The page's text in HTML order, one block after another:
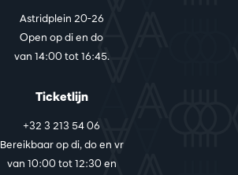
Astridplein 20-26
Open op di en do
van 14:00 tot 16:45.
Ticketlijn
+32 3 213 54 06
Bereikbaar op di, do en vr
van 10:00 tot 12:30 en